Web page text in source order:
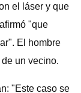
el láser y que
"que
El hombre
un vecino.
"Este caso se